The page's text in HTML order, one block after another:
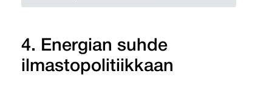
4. Energian suhde
ilmastopolitiikkaan